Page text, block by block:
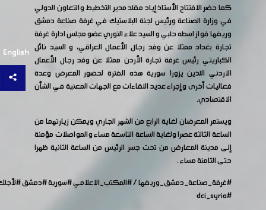
English
كما حضر الافتتاح الأستاذ إياد مقلد مدير التخطيط والتعاون الدولي
في وزارة الصناعة ورئيس لجنة البلاستيك في غرفة صناعة دمشق
وريفها فواز اسطه حلبي و السيد علاء النوري عضو مجلس ادارة غرفة
تجارة بغداد ممثلا عن وفد رجال الأعمال العراقي، و السيد نائل
الكباريتي رئيس غرفة تجارة الأردن ممثلا عن وفد رجال الأعمال
الاردني اللذين يزورا سورية هذه الفترة لحضور المعرض وعدة
فعاليات أخرى وإجراء عديد اللقاءات مع الجهات المعنية في الشأن
الاقتصادي.
ويستمر المعرضان لغاية الرابع من الشهر الجاري ويمكن زيارتهما من
الساعة الثالثة عصرا ولغاية الساعة التاسعة مساء والمواصلات مؤمنة
إلى مدينة المعارض من تحت جسر الرئيس من الساعة الثانية ظهرا
حتى الثامنة مساء .
#غرفة_صناعة_دمشق_وريفها/#المكتب_الاعلامي#سورية#دمشق
#dci_syria